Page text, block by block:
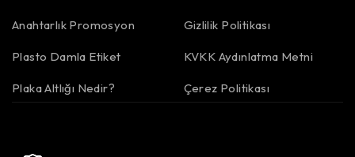
Anahtarlık Promosyon
Plasto Damla Etiket
Plaka Altlığı Nedir?
Gizlilik Politikası
KVKK Aydınlatma Metni
Çerez Politikası